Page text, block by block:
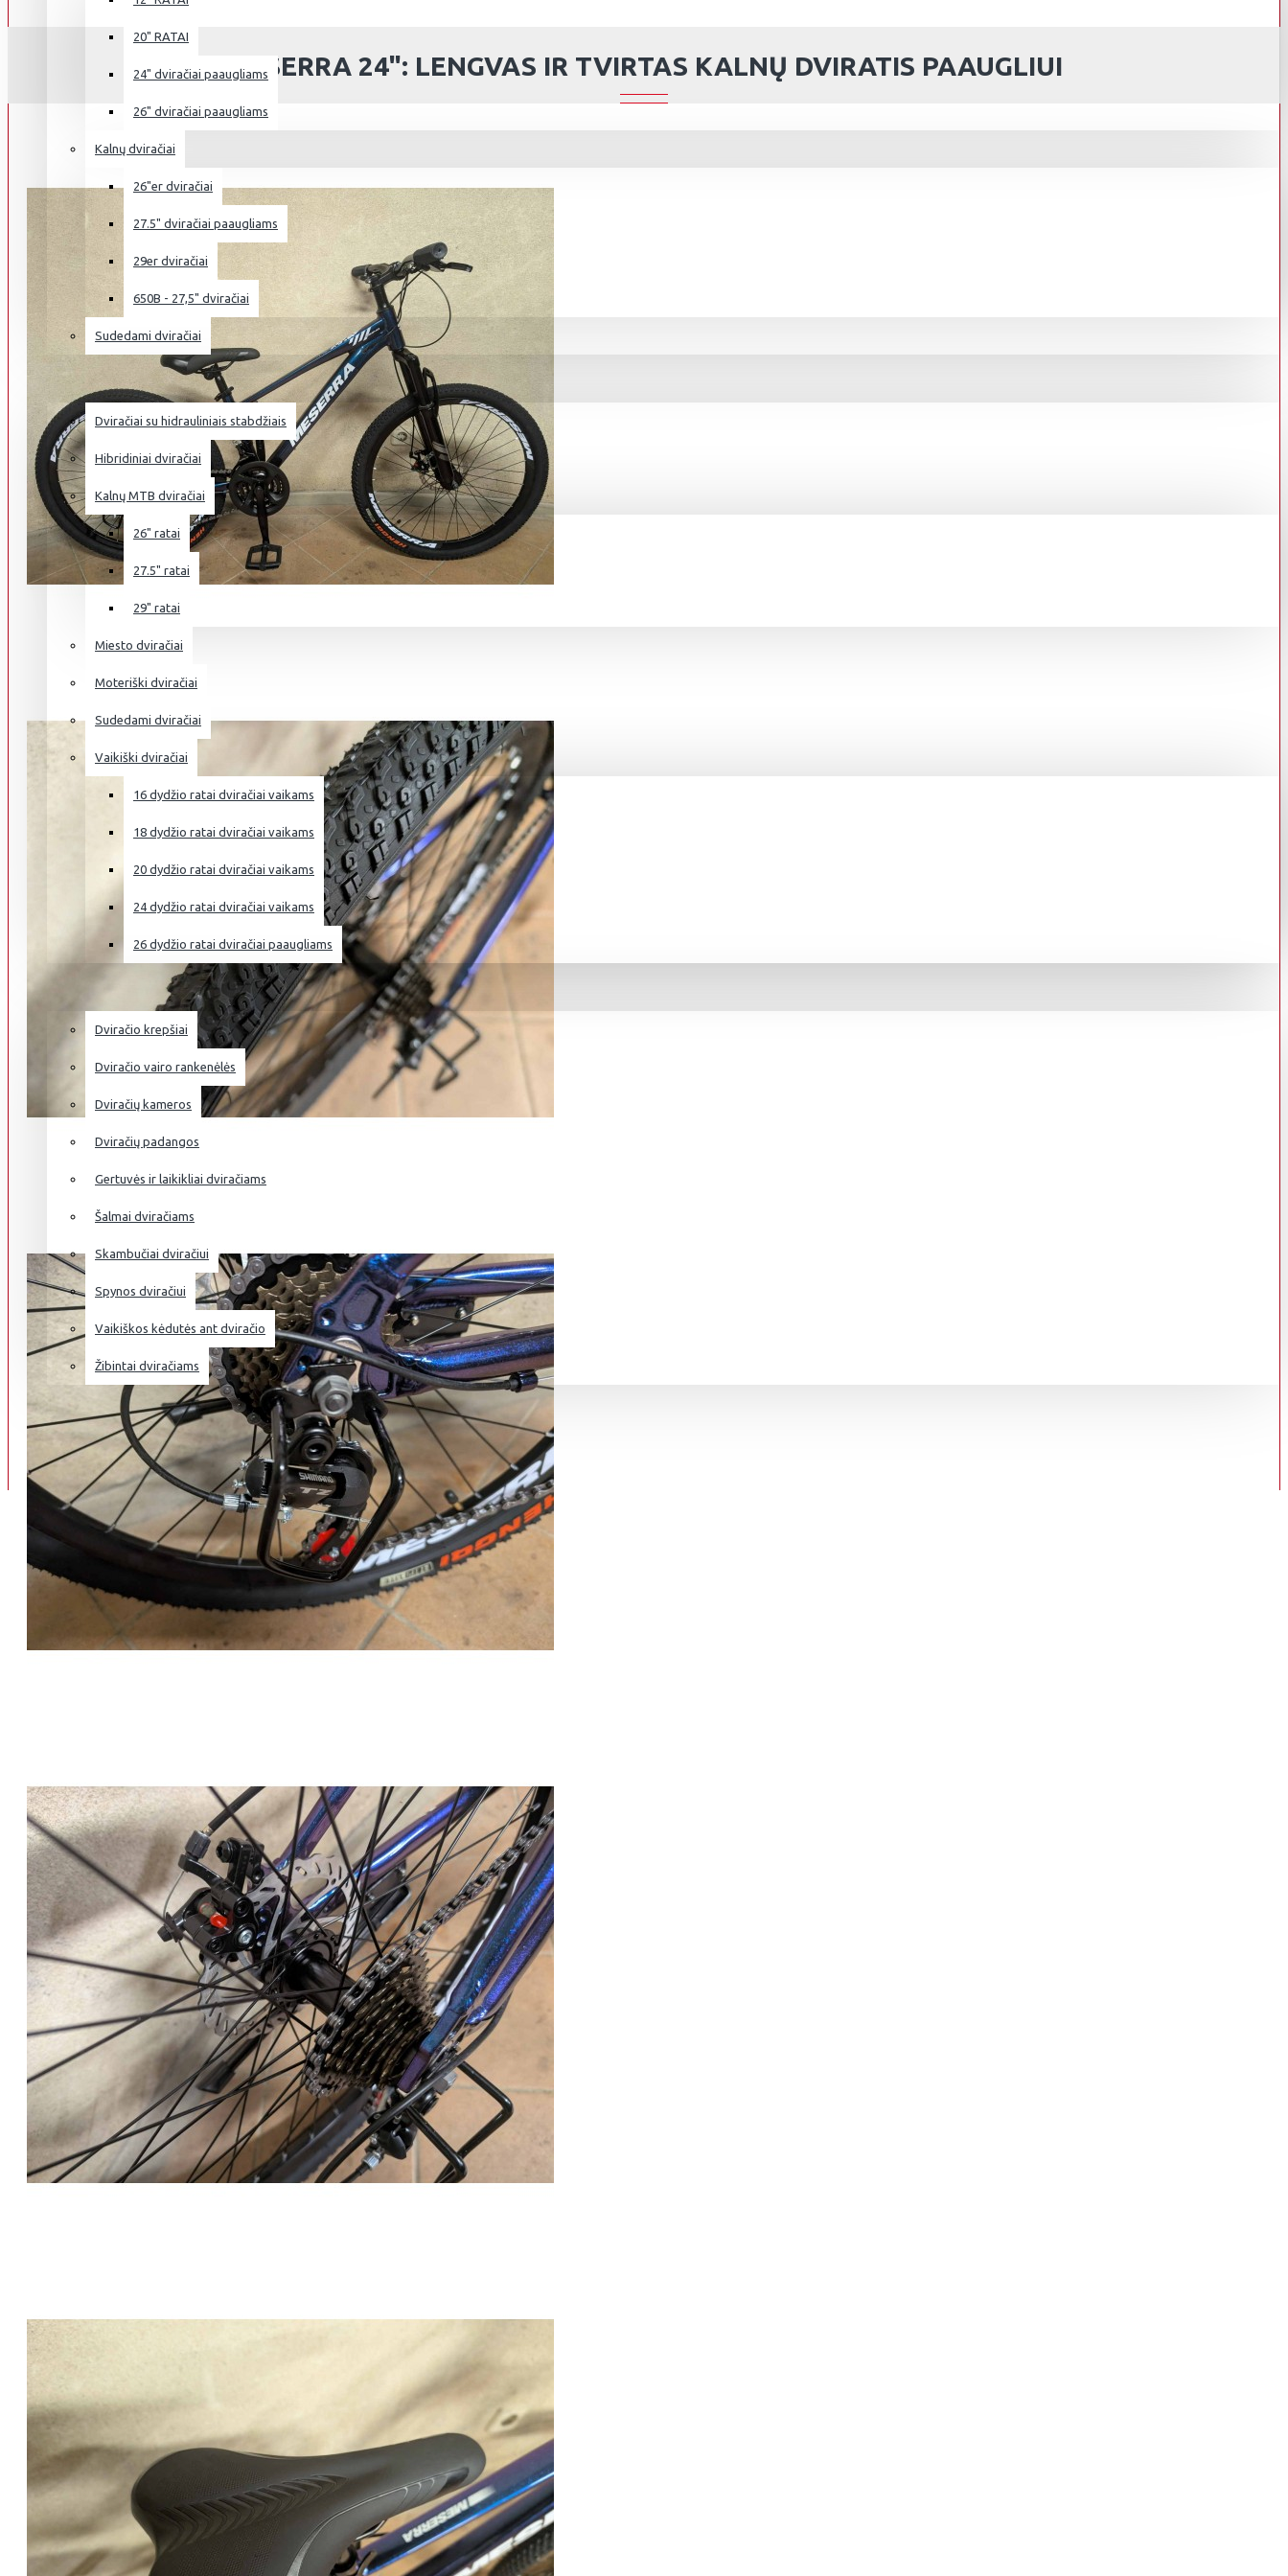
20" RATAI
24" dviračiai paaugliams
26" dviračiai paaugliams
Kalnų dviračiai
26"er dviračiai
27.5" dviračiai paaugliams
29er dviračiai
650B - 27,5" dviračiai
Sudedami dviračiai
NAUDOTI DVIRAČIAI
Dviračiai su hidrauliniais stabdžiais
Hibridiniai dviračiai
Kalnų MTB dviračiai
26" ratai
27.5" ratai
29" ratai
Miesto dviračiai
Moteriški dviračiai
Sudedami dviračiai
Vaikiški dviračiai
16 dydžio ratai dviračiai vaikams
18 dydžio ratai dviračiai vaikams
20 dydžio ratai dviračiai vaikams
24 dydžio ratai dviračiai vaikams
26 dydžio ratai dviračiai paaugliams
DVIRAČIŲ PRIEDAI
Dviračio krepšiai
Dviračio vairo rankenėlės
Dviračių kameros
Dviračių padangos
Gertuvės ir laikikliai dviračiams
Šalmai dviračiams
Skambučiai dviračiui
Spynos dviračiui
Vaikiškos kėdutės ant dviračio
Žibintai dviračiams
DVIRAČIŲ REMONTAS
APIE DVIRAČIUS
MESERRA 24": LENGVAS IR TVIRTAS KALNŲ DVIRATIS PAAUGLIUI